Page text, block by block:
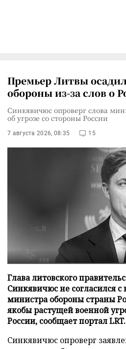
Премьер Литвы
обороны из-за слов о
Синкявичюс опроверг слова
об угрозе со стороны России
7 августа 2026, 08:35 15
Глава литовского
Синкявичюс не согласился
министра обороны страны
якобы растущей военной
России, сообщает портал LRT.
Синкявичюс опроверг